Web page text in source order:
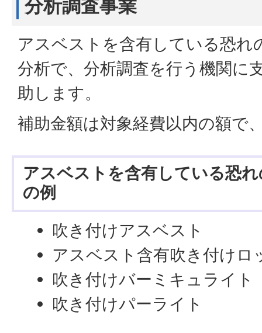
分析調査事業
アスベストを含有している恐れ
分析で、分析調査を行う機関に
助します。
補助金額は対象経費以内の額で
アスベストを含有している恐
の例
吹き付けアスベスト
アスベスト含有吹き付けロ
吹き付けバーミキュライト
吹き付けパーライト